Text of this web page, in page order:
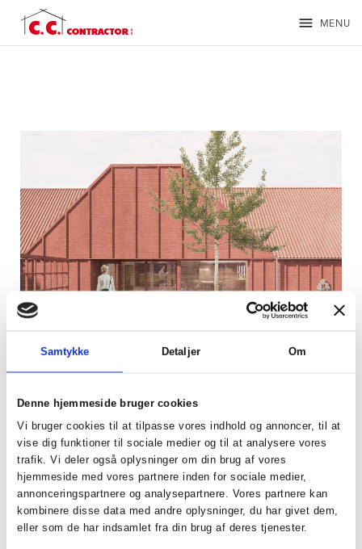
Samtykke Detaljer Om
Denne hjemmeside bruger cookies
Vi bruger cookies til at tilpasse vores indhold og annoncer, til at
vise dig funktioner til sociale medier og til at analysere vores
trafik. Vi deler også oplysninger om din brug af vores
hjemmeside med vores partnere inden for sociale medier,
annonceringspartnere og analysepartnere. Vores partnere kan
kombinere disse data med andre oplysninger, du har givet dem,
eller som de har indsamlet fra din brug af deres tjenester.
menu MENU
c.c. contractor skal bygge nyt
kræftrådgivningscenter i Odense
Del på LinkedIn
26.09.2022 . VINDERPROJEKT
c.c. contractor har vundet udbud om nyt
kræftrådgivningscenter i Odense i samarbejde med